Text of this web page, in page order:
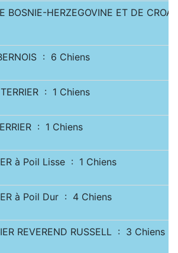
BOSNIE-HERZEGOVINE ET DE
: 6 Chiens
: 1 Chiens
: 1 Chiens
à Poil Lisse : 1 Chiens
à Poil Dur : 4 Chiens
REVEREND RUSSELL : 3 Chiens